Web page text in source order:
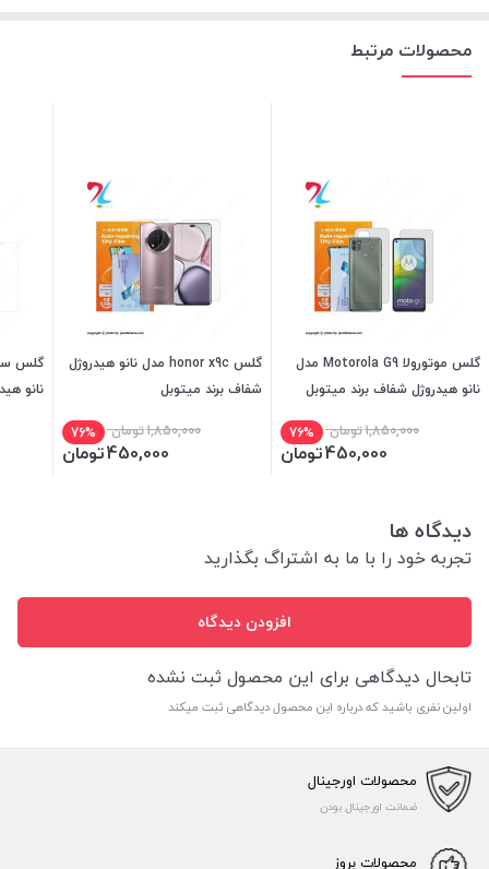
محصولات مرتبط
گلس موتورولا Motorola G9 مدل
نانو هیدروژل شفاف برند میتوبل
1,850,000تومان 76%
450,000تومان
گلس honor x9c مدل نانو هیدروژل
شفاف برند میتوبل
1,850,000تومان 76%
450,000تومان
نانو
دیدگاه ها
تجربه خود را با ما به اشتراگ بگذارید
افزودن دیدگاه
تابحال دیدگاهی برای این محصول ثبت نشده
اولین نفری باشید که درباره این محصول دیدگاهی ثبت میکند
محصولات اورجینال
ضمانت اورجینال بودن
محصولات بروز